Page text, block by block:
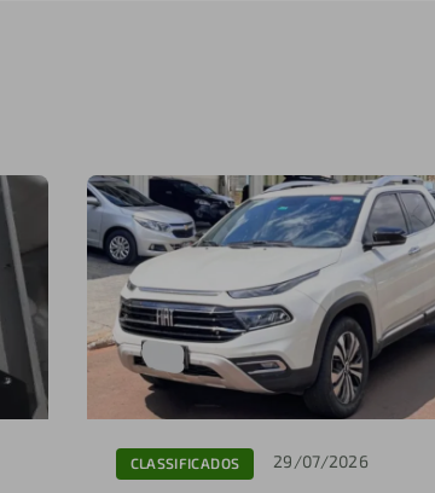
CLASSIFICADOS 29/07/2026